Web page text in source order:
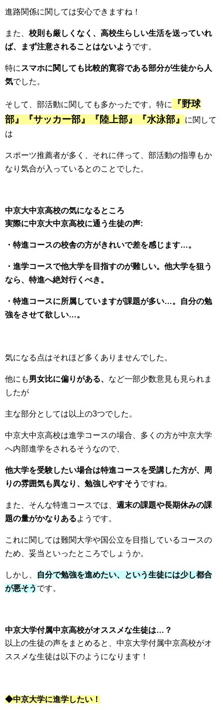
進路関係に関しては安心できますね！
また、 校則も厳しくなく、高校生らしい生活を送っていれ
ば、まず注意されることはないよう です。
特に スマホに関しても比較的寛容である部分が生徒から人
気でした。
そして、部活動に関しても多かったです。特に
『野球
部』『サッカー部』『陸上部』『水泳部』
に関して
は
スポーツ推薦者が多く、それに伴って、部活動の指導もか
なり気合が入っているとのことでした。
中京大中京高校の気になるところ
実際に中京大中京高校に通う生徒の声:
・特進コースの校舎の方がきれいで差を感じます…。
・進学コースで他大学を目指すのが難しい。他大学を狙う
なら、特進へ絶対行くべき。
・特進コースに所属していますが課題が多い…。自分の勉
強をさせて欲しい…。
気になる点はそれほど多くありませんでした。
他にも男女比に偏りがある、 など一部少数意見も見られま
したが
主な部分としては以上の3つでした。
中京大中京高校は進学コースの場合、多くの方が中京大学
へ内部進学をされるそうなので、
他大学を受験したい場合は特進コースを受講した方が、周
りの雰囲気も異なり、勉強しやすそう ですね。
また、そんな特進コースでは、 週末の課題や長期休みの課
題の量がかなりあるようです。
これに関しては難関大学や国公立を目指しているコースの
ため、妥当といったところでしょうか。
しかし、
自分で勉強を進めたい、という生徒には少し都合
が悪そう です。
中京大学付属中京高校がオススメな生徒は…？
以上の生徒の声をまとめると、中京大学付属中京高校がオ
ススメな生徒は以下のようになります！
◆中京大学に進学したい！